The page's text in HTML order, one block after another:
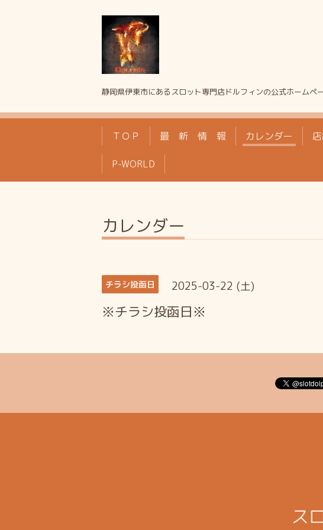
静岡県伊東市にあるスロット専門店ドルフィンの公式ホームペ
ＴＯＰ 最 新 情 報 カレンダー
P-WORLD
カレンダー
チラシ投函日 2025-03-22 (土)
※チラシ投函日※
ス